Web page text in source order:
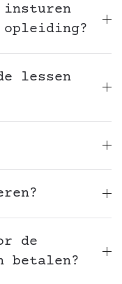
insturen
lessen
de
betalen?